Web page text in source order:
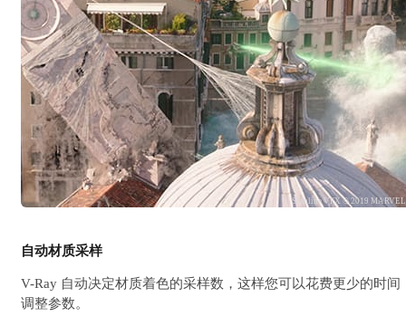
Scanline VFX © 2019 MARVEL
自动材质采样
V-Ray 自动决定材质着色的采样数，这样您可以花费更少的时间
调整参数。